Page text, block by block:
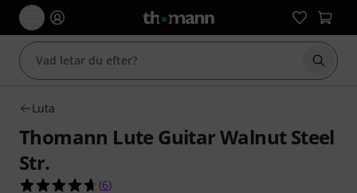
Börja
Luta
Thomann Lute Guitar Walnut Steel
Str.
4.7 av 5 stjärnor från 6 kundbetyg
(6)